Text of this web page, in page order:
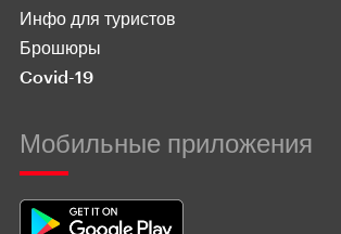
Инфо для туристов
Брошюры
Covid-19
Мобильные приложения